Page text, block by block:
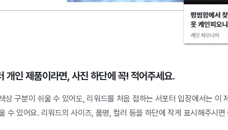
개인 제품이라면, 사진 하단에 꼭! 적어주세요.
상 구분이 쉬울 수 있어도, 리워드를 처음 접하는 서포터 입장에서는 이
수 있어요. 리워드의 사이즈, 품명, 컬러 등을 하단에 작게 표시해주시면